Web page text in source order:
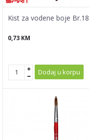
Kist za vodene boje Br.18
0,73 KM
Dodaj u korpu